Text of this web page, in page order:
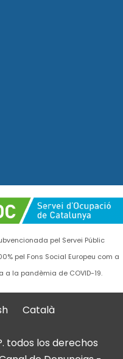
pel Servei Públic
pel Fons Social Europeu com a
a la pandèmia de COVID-19.
Català
todos los derechos